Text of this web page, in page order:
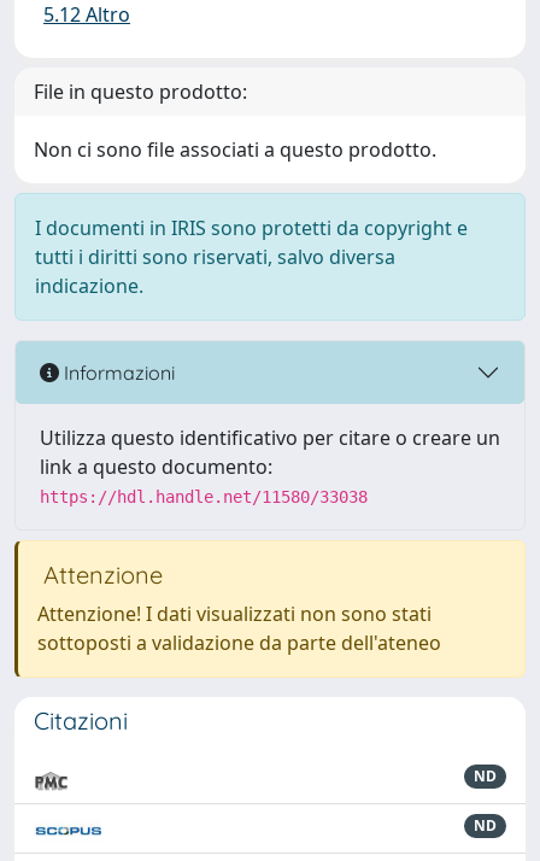
5.12 Altro
File in questo prodotto:
Non ci sono file associati a questo prodotto.
I documenti in IRIS sono protetti da copyright e
tutti i diritti sono riservati, salvo diversa
indicazione.
Informazioni
Utilizza questo identificativo per citare o creare un
link a questo documento:
https://hdl.handle.net/11580/33038
Attenzione
Attenzione! I dati visualizzati non sono stati
sottoposti a validazione da parte dell'ateneo
Citazioni
ND
ND